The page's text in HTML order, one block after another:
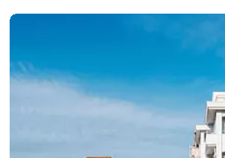
パーク』近くにあります。 多気町観光協会のフェイスブックでは多